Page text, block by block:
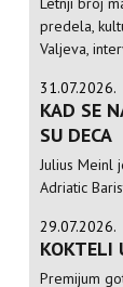
predela,
Valjeva,
31.07.2026.
KAD SE
SU DECA
Julius Meinl
Adriatic
29.07.2026.
KOKTELI
Premijum